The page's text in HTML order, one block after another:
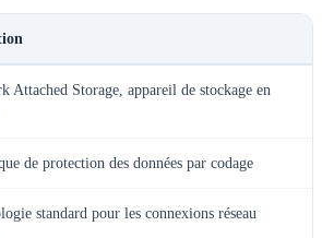
Attached Storage, appareil de stockage en
de protection des données par codage
standard pour les connexions réseau